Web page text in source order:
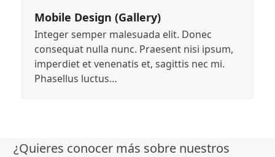
Mobile Design (Gallery)
Integer semper malesuada elit. Donec
consequat nulla nunc. Praesent nisi ipsum,
imperdiet et venenatis et, sagittis nec mi.
Phasellus luctus…
¿Quieres conocer más sobre nuestros